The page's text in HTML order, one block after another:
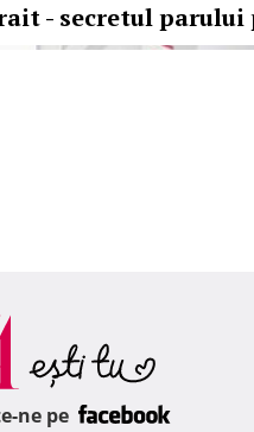
- secretul
ne pe